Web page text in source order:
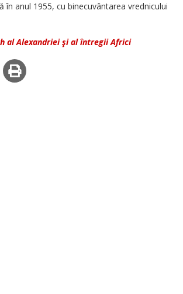
anul 1955, cu binecuvântarea vrednicului
al Alexandriei şi al întregii Africi